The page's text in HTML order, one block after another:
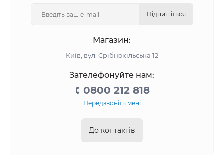
Підпишіться
Магазин:
Київ, вул. Срібнокільська 12
Зателефонуйте нам:
0800 212 818
Передзвоніть мені
До контактів